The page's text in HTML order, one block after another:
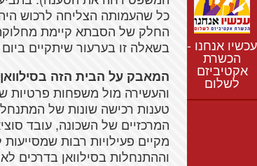
חדשות
נושאים
רשימת התנחלויות
מפת התנחלויות
עכשיו אנחנו -
הכשרת
אקטיביזם
לשלום
כל שהעמותה הצליחה לרכוש
החלק של הסבתא קיימת מחלוקת
בשאלה זו בערעור שיתקיים ביום
המאבק על הבית הזה
והעשירה מול משפחות פרטיות
טענות רכישה שונות של
המרכזיים של השכונה, עובד
מקיים פעילויות רבות
וההתנחלות בסילוואן בדרכים